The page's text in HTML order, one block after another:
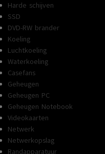
Harde schijven
SSD
DVD-RW brander
Koeling
Luchtkoeling
Waterkoeling
Casefans
Geheugen
Geheugen PC
Geheugen Notebook
Videokaarten
Netwerk
Netwerkopslag
Randapparatuur